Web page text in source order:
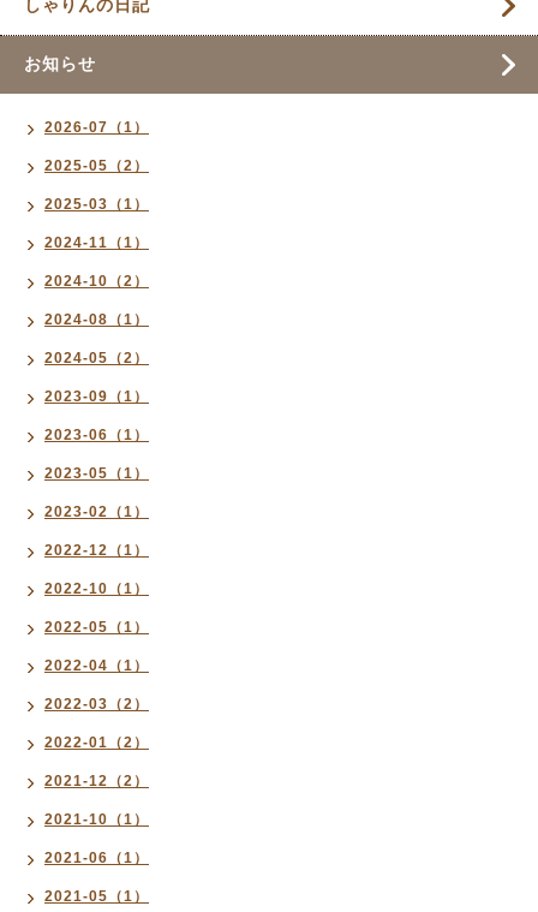
しゃりんの日記
お知らせ
2026-07（1）
2025-05（2）
2025-03（1）
2024-11（1）
2024-10（2）
2024-08（1）
2024-05（2）
2023-09（1）
2023-06（1）
2023-05（1）
2023-02（1）
2022-12（1）
2022-10（1）
2022-05（1）
2022-04（1）
2022-03（2）
2022-01（2）
2021-12（2）
2021-10（1）
2021-06（1）
2021-05（1）